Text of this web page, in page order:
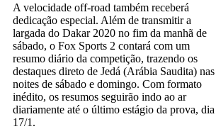
A velocidade off-road também receberá
dedicação especial. Além de transmitir a
largada do Dakar 2020 no fim da manhã de
sábado, o Fox Sports 2 contará com um
resumo diário da competição, trazendo os
destaques direto de Jedá (Arábia Saudita) nas
noites de sábado e domingo. Com formato
inédito, os resumos seguirão indo ao ar
diariamente até o último estágio da prova, dia
17/1.